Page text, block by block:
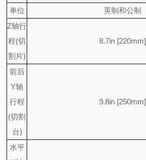
单位
英制和公制
Z轴行
程(切
割片)
8.7in [220mm]
前后
Y轴
行程
(切割
台)
9.8in [250mm]
水平